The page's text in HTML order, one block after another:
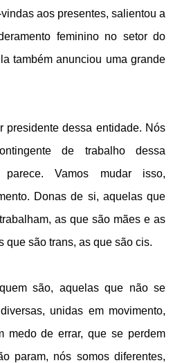
aos presentes, salientou a
feminino no setor do
também anunciou uma grande
presidente dessa entidade. Nós
de trabalho dessa
Vamos mudar isso,
Donas de si, aquelas que
as que são mães e as
que são trans, as que são cis.
são, aquelas que não se
unidas em movimento,
medo de errar, que se perdem
param, nós somos diferentes,